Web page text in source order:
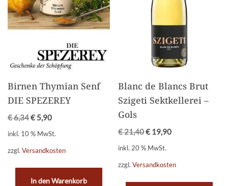
Birnen Thymian Senf
DIE SPEZEREY
€6,34€ 5,90
inkl. 10 % MwSt.
zzgl. Versandkosten
In den Warenkorb
Blanc de Blancs Brut
Szigeti Sektkellerei –
Gols
€21,40€ 19,90
inkl. 20 % MwSt.
zzgl.Versandkosten